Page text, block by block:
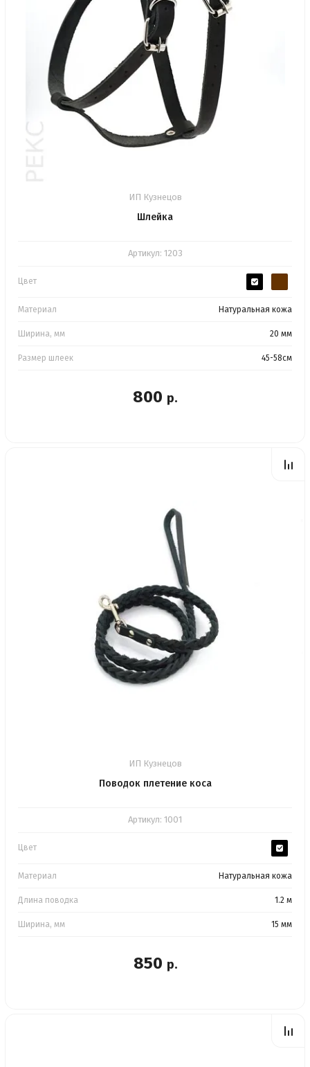
ИП Кузнецов
Шлейка
Артикул: 1203
Цвет
Материал Натуральная кожа
Ширина, мм 20 мм
Размер шлеек 45-58см
800 р.
ИП Кузнецов
Поводок плетение коса
Артикул: 1001
Цвет
Материал Натуральная кожа
Длина поводка 1.2 м
Ширина, мм 15 мм
850 р.